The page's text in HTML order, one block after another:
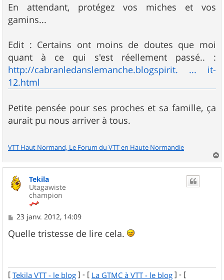
En attendant, protégez vos miches et vos
gamins...
Edit : Certains ont moins de doutes que moi
quant à ce qui s'est réellement passé.. :
http://cabranledanslemanche.blogspirit. ... it-
12.html
Petite pensée pour ses proches et sa famille, ça
aurait pu nous arriver à tous.
VTT Haut Normand, Le Forum du VTT en Haute Normandie
a
Tekila
Utagawiste
champion
M
s
s
23 janv. 2012, 14:09
Quelle tristesse de lire cela.
[ Tekila VTT - le blog ] - [ La GTMC à VTT - le blog ] - [